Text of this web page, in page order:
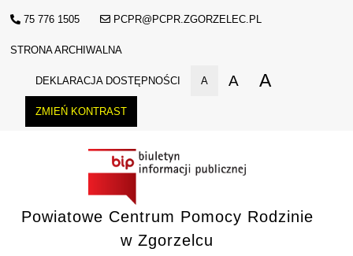
75 776 1505 PCPR@PCPR.ZGORZELEC.PL
STRONA ARCHIWALNA
DEKLARACJA DOSTĘPNOŚCI A A A
ZMIEŃ KONTRAST
Powiatowe Centrum Pomocy Rodzinie
w Zgorzelcu